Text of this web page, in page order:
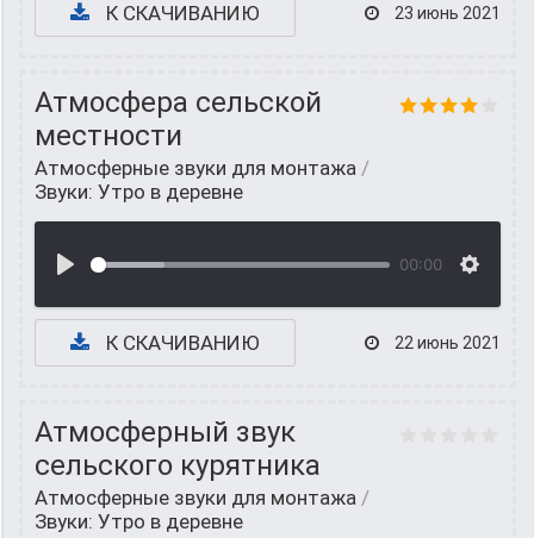
К СКАЧИВАНИЮ 23 июнь 2021
Атмосфера сельской
местности
Атмосферные звуки для монтажа /
Звуки: Утро в деревне
00:00
К СКАЧИВАНИЮ 22 июнь 2021
Атмосферный звук
сельского курятника
Атмосферные звуки для монтажа /
Звуки: Утро в деревне